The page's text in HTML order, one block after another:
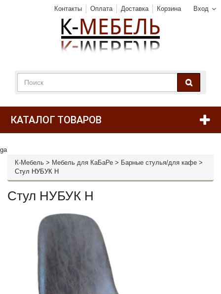
Вход
Контакты Оплата Доставка Корзина
КАТАЛОГ ТОВАРОВ
ga
К-Мебель > Мебель для КаБаРе > Барные стулья/для кафе >
Стул НУБУК Н
Стул НУБУК Н